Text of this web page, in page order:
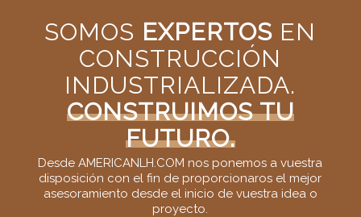
SOMOS EXPERTOS EN
CONSTRUCCIÓN
INDUSTRIALIZADA.
CONSTRUIMOS TU
FUTURO.
Desde AMERICANLH.COM nos ponemos a vuestra
disposición con el fin de proporcionaros el mejor
asesoramiento desde el inicio de vuestra idea o
proyecto.